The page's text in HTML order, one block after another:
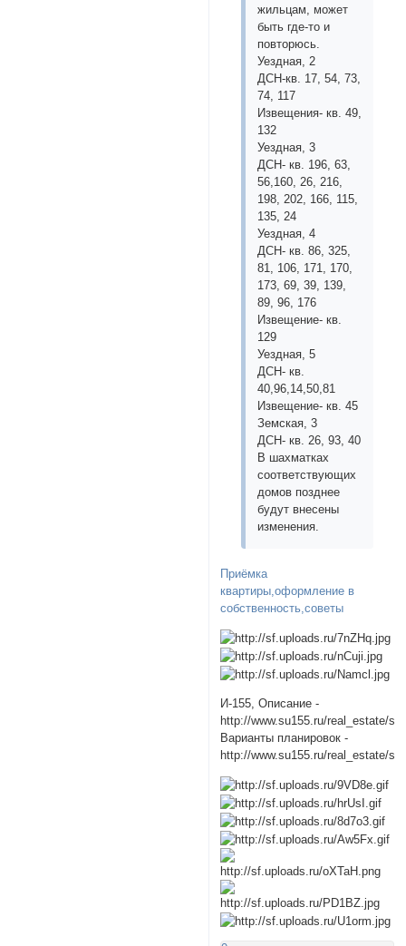
жильцам, может
быть где-то и
повторюсь.
Уездная, 2
ДСН-кв. 17, 54, 73,
74, 117
Извещения- кв. 49,
132
Уездная, 3
ДСН- кв. 196, 63,
56,160, 26, 216,
198, 202, 166, 115,
135, 24
Уездная, 4
ДСН- кв. 86, 325,
81, 106, 171, 170,
173, 69, 39, 139,
89, 96, 176
Извещение- кв.
129
Уездная, 5
ДСН- кв.
40,96,14,50,81
Извещение- кв. 45
Земская, 3
ДСН- кв. 26, 93, 40
В шахматках
соответствующих
домов позднее
будут внесены
изменения.
Приёмка
квартиры,оформление в
собственность,советы
И-155, Описание -
http://www.su155.ru/real_estate/
Варианты планировок -
http://www.su155.ru/real_estate/